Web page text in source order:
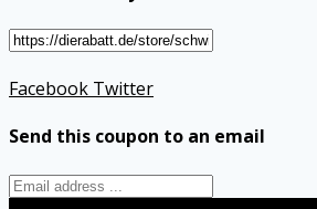
Facebook Twitter
Send this coupon to an email